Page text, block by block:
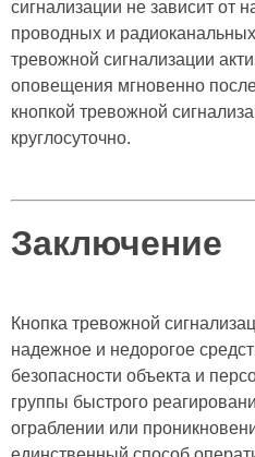
сигнализации не зависит от
проводных и
тревожной сигнализации
оповещения мгновенно
кнопкой тревожной
круглосуточно.
Заключение
Кнопка тревожной
надежное и недорогое
безопасности объекта и
группы быстрого
ограблении или